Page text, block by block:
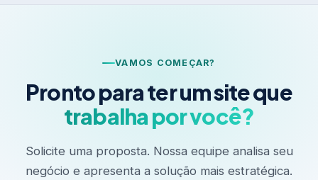
VAMOS COMEÇAR?
Pronto para ter um site que
trabalha por você?
Solicite uma proposta. Nossa equipe analisa seu
negócio e apresenta a solução mais estratégica.